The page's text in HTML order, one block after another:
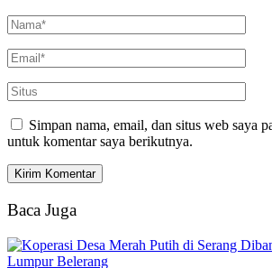
Simpan nama, email, dan situs web saya
untuk komentar saya berikutnya.
Baca Juga